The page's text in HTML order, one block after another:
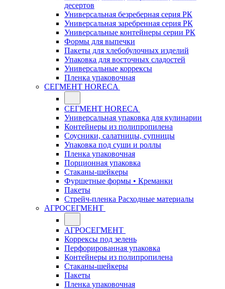
десертов
Универсальная безреберная серия РК
Универсальная заребренная серия РК
Универсальные контейнеры серии РК
Формы для выпечки
Пакеты для хлебобулочных изделий
Упаковка для восточных сладостей
Универсальные коррексы
Пленка упаковочная
СЕГМЕНТ HORECA
СЕГМЕНТ HORECA
Универсальная упаковка для кулинарии
Контейнеры из полипропилена
Соусники, салатницы, супницы
Упаковка под суши и роллы
Пленка упаковочная
Порционная упаковка
Стаканы-шейкеры
Фуршетные формы • Креманки
Пакеты
Стрейч-пленка Расходные материалы
АГРОСЕГМЕНТ
АГРОСЕГМЕНТ
Коррексы под зелень
Перфорированная упаковка
Контейнеры из полипропилена
Стаканы-шейкеры
Пакеты
Пленка упаковочная